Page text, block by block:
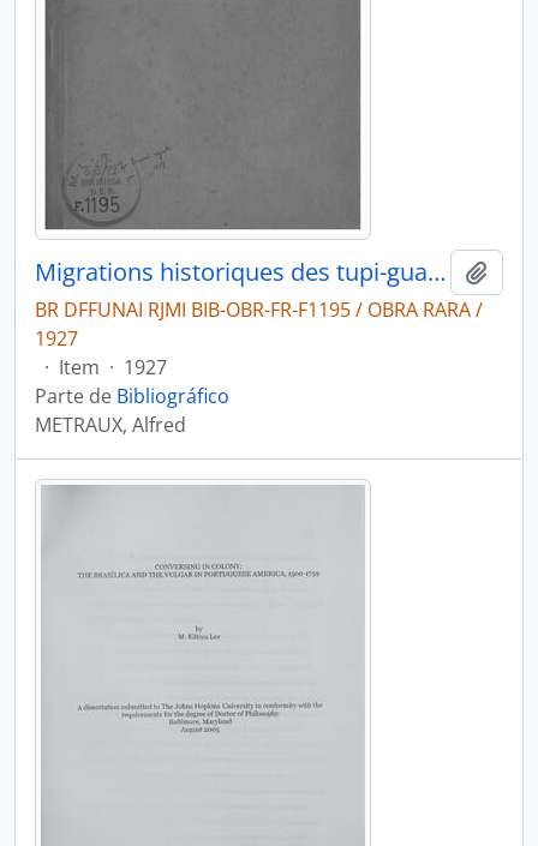
Migrations historiques des tupi-guarani
BR DFFUNAI RJMI BIB-OBR-FR-F1195 / OBRA RARA /
1927
· Item · 1927
Parte de Bibliográfico
METRAUX, Alfred